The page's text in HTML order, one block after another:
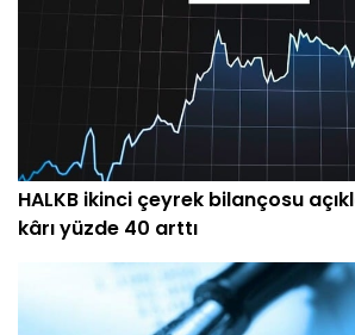
HALKB ikinci çeyrek bilançosu
kârı yüzde 40 arttı